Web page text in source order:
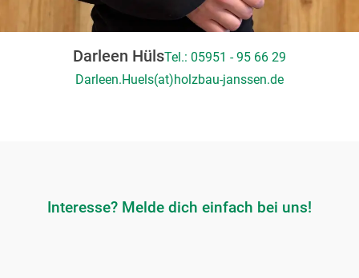
Darleen HülsTel.: 05951 - 95 66 29
Darleen.Huels(at)holzbau-janssen.de
Interesse? Melde dich einfach bei uns!